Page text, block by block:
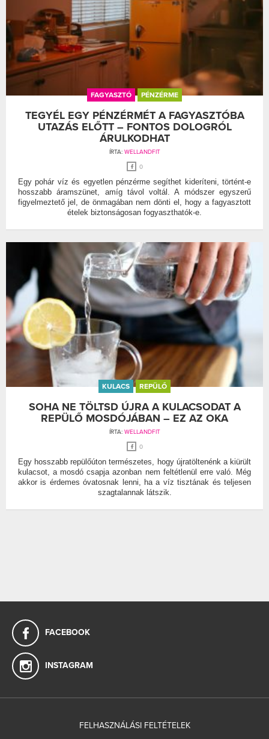
FAGYASZTÓ PÉNZÉRME
TEGYÉL EGY PÉNZÉRMÉT A FAGYASZTÓBA
UTAZÁS ELŐTT – FONTOS DOLOGRÓL
ÁRULKODHAT
ÍRTA: WELLANDFIT
0
Egy pohár víz és egyetlen pénzérme segíthet kideríteni, történt-e
hosszabb áramszünet, amíg távol voltál. A módszer egyszerű
figyelmeztető jel, de önmagában nem dönti el, hogy a fagyasztott
ételek biztonságosan fogyaszthatók-e.
KULACS REPÜLŐ
SOHA NE TÖLTSD ÚJRA A KULACSODAT A
REPÜLŐ MOSDÓJÁBAN – EZ AZ OKA
ÍRTA: WELLANDFIT
0
Egy hosszabb repülőúton természetes, hogy újratöltenénk a kiürült
kulacsot, a mosdó csapja azonban nem feltétlenül erre való. Még
akkor is érdemes óvatosnak lenni, ha a víz tisztának és teljesen
szagtalannak látszik.
FACEBOOK
INSTAGRAM
FELHASZNÁLÁSI FELTÉTELEK